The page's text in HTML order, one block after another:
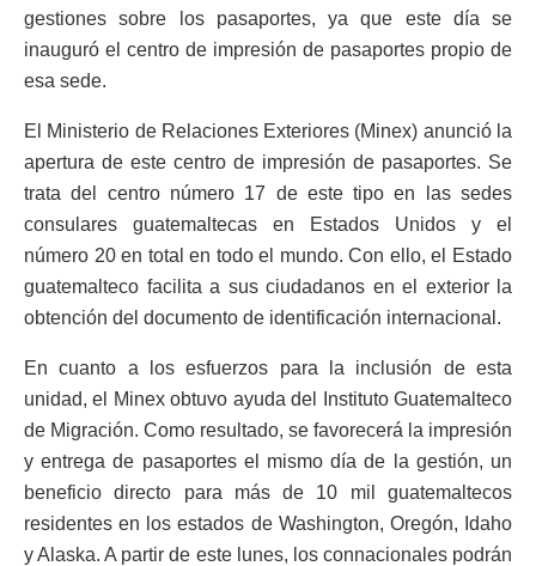
gestiones sobre los pasaportes, ya que este día se
inauguró el centro de impresión de pasaportes propio de
esa sede.
El Ministerio de Relaciones Exteriores (Minex) anunció la
apertura de este centro de impresión de pasaportes. Se
trata del centro número 17 de este tipo en las sedes
consulares guatemaltecas en Estados Unidos y el
número 20 en total en todo el mundo. Con ello, el Estado
guatemalteco facilita a sus ciudadanos en el exterior la
obtención del documento de identificación internacional.
En cuanto a los esfuerzos para la inclusión de esta
unidad, el Minex obtuvo ayuda del Instituto Guatemalteco
de Migración. Como resultado, se favorecerá la impresión
y entrega de pasaportes el mismo día de la gestión, un
beneficio directo para más de 10 mil guatemaltecos
residentes en los estados de Washington, Oregón, Idaho
y Alaska. A partir de este lunes, los connacionales podrán